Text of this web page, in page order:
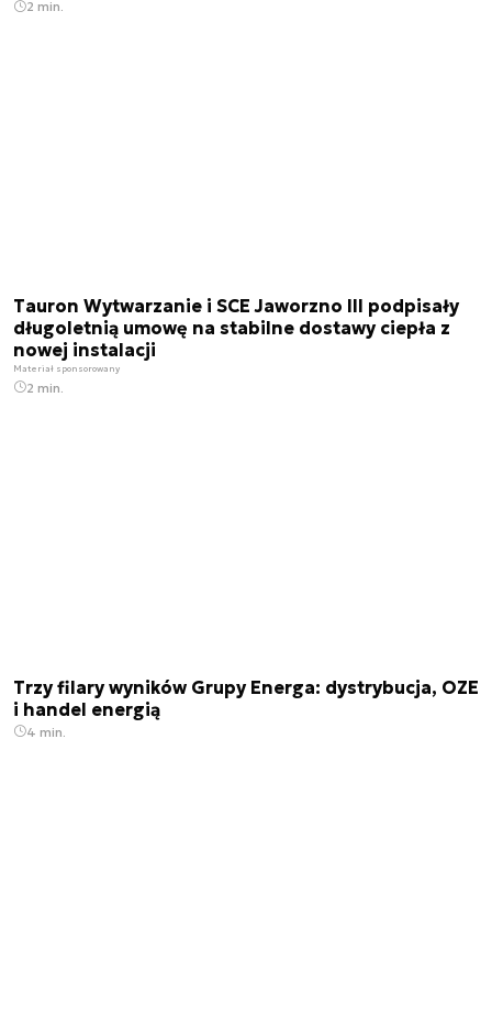
2 min.
Tauron Wytwarzanie i SCE Jaworzno III podpisały
długoletnią umowę na stabilne dostawy ciepła z
nowej instalacji
Materiał sponsorowany
2 min.
Trzy filary wyników Grupy Energa: dystrybucja, OZE
i handel energią
4 min.